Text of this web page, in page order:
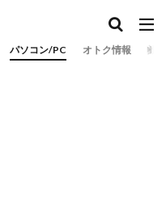
パソコン/PC オトク情報 旅